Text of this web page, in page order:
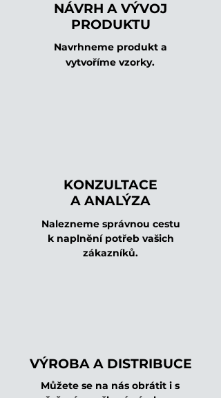
NÁVRH A VÝVOJ
PRODUKTU
Navrhneme produkt a
vytvoříme vzorky.
KONZULTACE
A ANALÝZA
Nalezneme správnou cestu
k naplnění potřeb vašich
zákazníků.
VÝROBA A DISTRIBUCE
Můžete se na nás obrátit i s